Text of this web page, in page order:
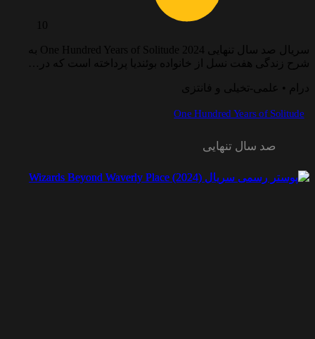
10
سریال صد سال تنهایی One Hundred Years of Solitude 2024 به
شرح زندگی هفت نسل از خانواده بوئندیا پرداخته است که در…
درام • علمی-تخیلی و فانتزی
One Hundred Years of Solitude
صد سال تنهایی